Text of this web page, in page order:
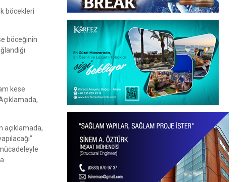
böcekleri
böceğinin
kese
açıklamada,